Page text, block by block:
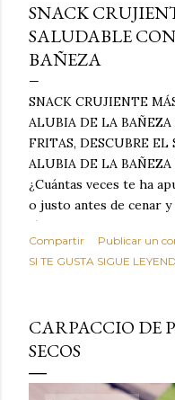
SNACK
SALUDABLE
BAÑEZA
SNACK CRUJIENTE
ALUBIA DE LA
FRITAS, DESCUBRE
ALUBIA DE LA
¿Cuántas veces te ha
o justo antes de cenar y
típicas patatas de
ultraprocesados llenos
Todos hemos estado
satisface. Estas alubias
por completo tu forma
asociar las alubias
copiosos de invierno.
Compartir
Publicar un
SI TE GUSTA SIGUE
CARPACCIO DE
SECOS